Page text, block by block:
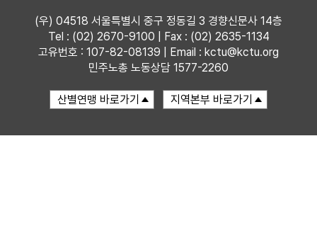
(우) 04518 서울특별시 중구 정동길 3 경향신문사 14층
Tel : (02) 2670-9100 | Fax : (02) 2635-1134
고유번호 : 107-82-08139 | Email : kctu@kctu.org
민주노총 노동상담 1577-2260